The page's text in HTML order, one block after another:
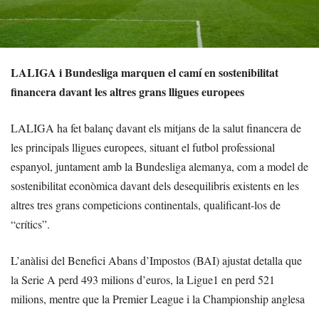
LALIGA i Bundesliga marquen el camí en sostenibilitat
financera davant les altres grans lligues europees
LALIGA ha fet balanç davant els mitjans de la salut financera de
les principals lligues europees, situant el futbol professional
espanyol, juntament amb la Bundesliga alemanya, com a model de
sostenibilitat econòmica davant dels desequilibris existents en les
altres tres grans competicions continentals, qualificant-los de
“crítics”.
L’anàlisi del Benefici Abans d’Impostos (BAI) ajustat detalla que
la Serie A perd 493 milions d’euros, la Ligue1 en perd 521
milions, mentre que la Premier League i la Championship anglesa